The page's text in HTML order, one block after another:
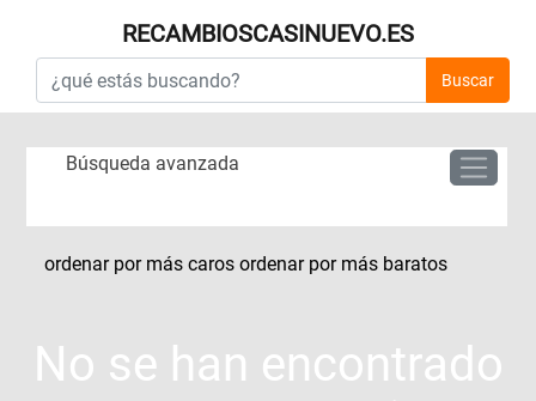
RECAMBIOSCASINUEVO.ES
Buscar
Búsqueda avanzada
ordenar por más carosordenar por más baratos
No se han encontrado